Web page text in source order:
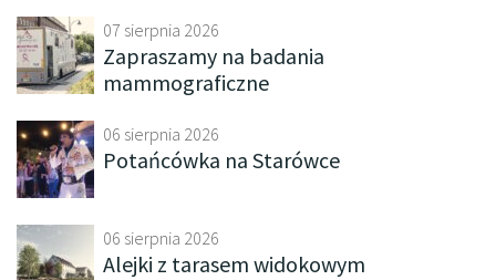
07 sierpnia 2026
Zapraszamy na badania
mammograficzne
06 sierpnia 2026
Potańcówka na Starówce
06 sierpnia 2026
Alejki z tarasem widokowym